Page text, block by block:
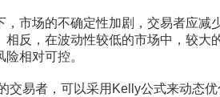
市场的不确定性加剧，交易者应减
反，在波动性较低的市场中，较大
相对可控。
易者，可以采用Kelly公式来动态优